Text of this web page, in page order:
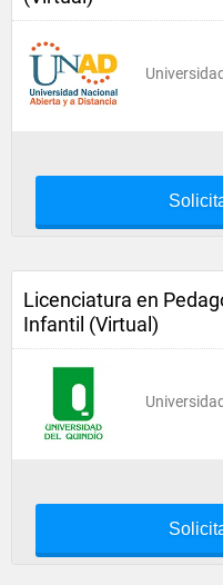
Licenciatura en
Infantil (Virtual)